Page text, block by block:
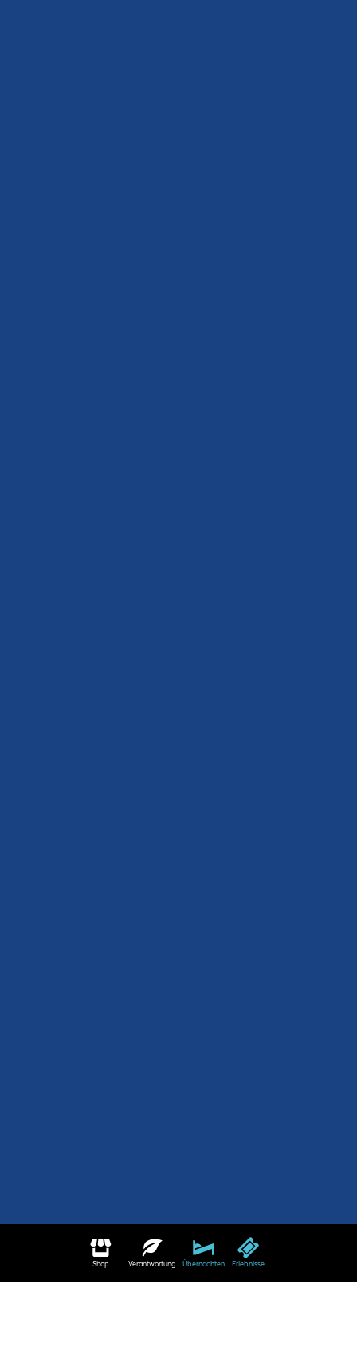
Shop Verantwortung Übernachten Erlebnisse